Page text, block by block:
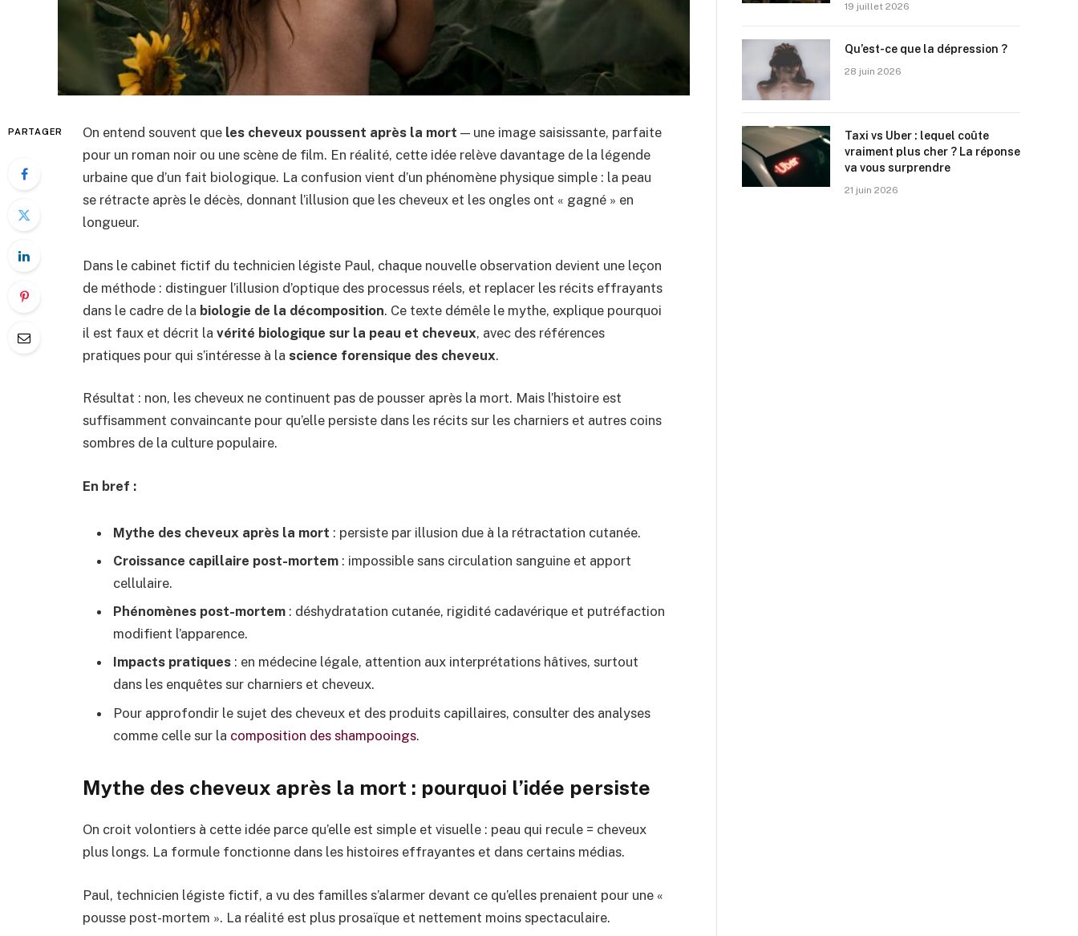
PARTAGER On entend souvent que les cheveux poussent après la mort — une image saisissante, parfaite
pour un roman noir ou une scène de film. En réalité, cette idée relève davantage de la légende
urbaine que d’un fait biologique. La confusion vient d’un phénomène physique simple : la peau
se rétracte après le décès, donnant l’illusion que les cheveux et les ongles ont « gagné » en
longueur.
Dans le cabinet fictif du technicien légiste Paul, chaque nouvelle observation devient une leçon
de méthode : distinguer l’illusion d’optique des processus réels, et replacer les récits effrayants
dans le cadre de la biologie de la décomposition. Ce texte démêle le mythe, explique pourquoi
il est faux et décrit la vérité biologique sur la peau et cheveux, avec des références
pratiques pour qui s’intéresse à la science forensique des cheveux.
Résultat : non, les cheveux ne continuent pas de pousser après la mort. Mais l’histoire est
suffisamment convaincante pour qu’elle persiste dans les récits sur les charniers et autres coins
sombres de la culture populaire.
En bref :
Mythe des cheveux après la mort : persiste par illusion due à la rétractation cutanée.
Croissance capillaire post-mortem : impossible sans circulation sanguine et apport
cellulaire.
Phénomènes post-mortem : déshydratation cutanée, rigidité cadavérique et putréfaction
modifient l’apparence.
Impacts pratiques : en médecine légale, attention aux interprétations hâtives, surtout
dans les enquêtes sur charniers et cheveux.
Pour approfondir le sujet des cheveux et des produits capillaires, consulter des analyses
comme celle sur la composition des shampooings.
Mythe des cheveux après la mort : pourquoi l’idée persiste
On croit volontiers à cette idée parce qu’elle est simple et visuelle : peau qui recule = cheveux
plus longs. La formule fonctionne dans les histoires effrayantes et dans certains médias.
Paul, technicien légiste fictif, a vu des familles s’alarmer devant ce qu’elles prenaient pour une «
pousse post-mortem ». La réalité est plus prosaïque et nettement moins spectaculaire.
19 juillet 2026
Qu’est-ce que la dépression ?
28 juin 2026
Taxi vs Uber : lequel coûte
vraiment plus cher ? La réponse
va vous surprendre
21 juin 2026